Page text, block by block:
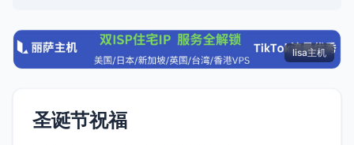
lisa主机
圣诞节祝福